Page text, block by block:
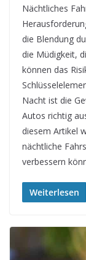
Nächtliches
die Blendung
die Müdigkeit,
können das
Nacht ist die
Autos richtig
diesem Artikel
nächtliche
verbessern
Weiterlesen